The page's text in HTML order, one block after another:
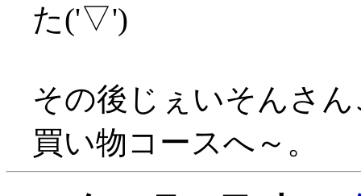
た('▽')
その後じぇいそんさ
買い物コースへ～。